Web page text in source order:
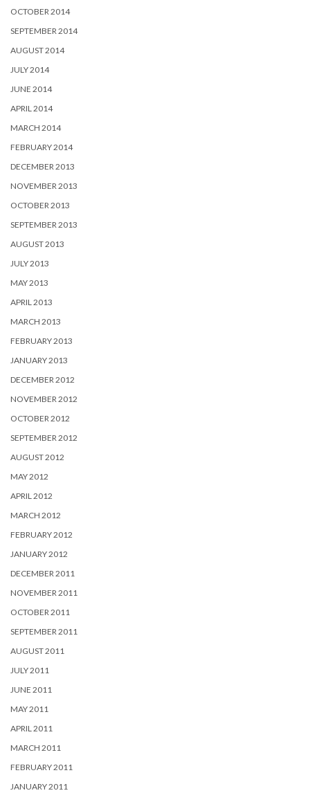
OCTOBER 2014
SEPTEMBER 2014
AUGUST 2014
JULY 2014
JUNE 2014
APRIL 2014
MARCH 2014
FEBRUARY 2014
DECEMBER 2013
NOVEMBER 2013
OCTOBER 2013
SEPTEMBER 2013
AUGUST 2013
JULY 2013
MAY 2013
APRIL 2013
MARCH 2013
FEBRUARY 2013
JANUARY 2013
DECEMBER 2012
NOVEMBER 2012
OCTOBER 2012
SEPTEMBER 2012
AUGUST 2012
MAY 2012
APRIL 2012
MARCH 2012
FEBRUARY 2012
JANUARY 2012
DECEMBER 2011
NOVEMBER 2011
OCTOBER 2011
SEPTEMBER 2011
AUGUST 2011
JULY 2011
JUNE 2011
MAY 2011
APRIL 2011
MARCH 2011
FEBRUARY 2011
JANUARY 2011